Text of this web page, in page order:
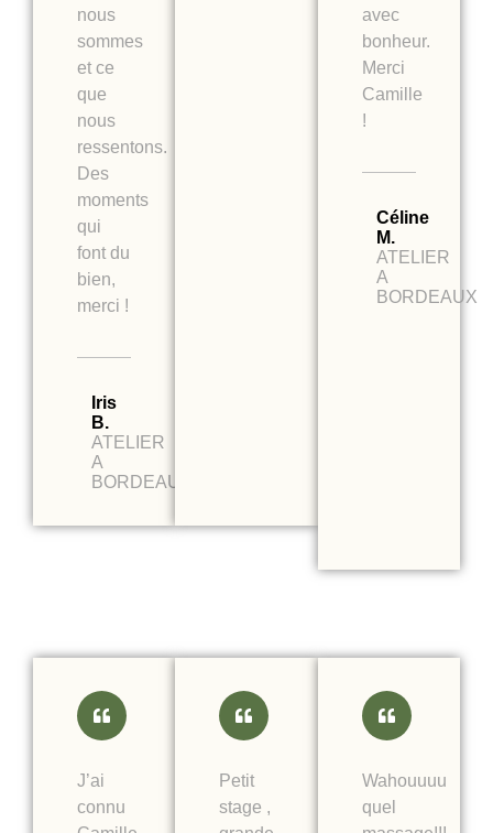
nous
sommes
et ce
que
nous
ressentons.
Des
moments
qui
font du
bien,
merci !
Iris
B.
ATELIER
A
BORDEAUX
avec
bonheur.
Merci
Camille
!
Céline
M.
ATELIER
A
BORDEAUX
J’ai
connu
Petit
stage ,
Wahouuuu
quel